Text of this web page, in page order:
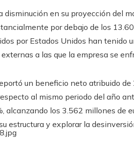
disminución en su proyección del
por debajo de los
por Estados Unidos han tenido
a las que la empresa se
un beneficio neto atribuido
al mismo periodo del año
los 3.562 millones de
estructura y explorar la